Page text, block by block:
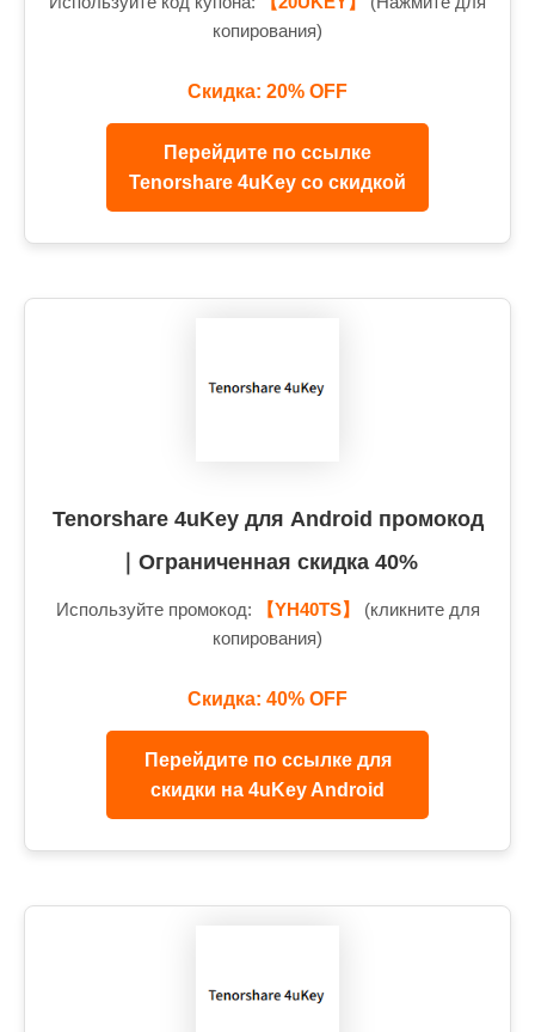
копирования)
Скидка: 20% OFF
Перейдите по ссылке
Tenorshare 4uKey со скидкой
Tenorshare 4uKey для Android промокод
｜Ограниченная скидка 40%
Используйте промокод: 【YH40TS】
(кликните для
копирования)
Скидка: 40% OFF
Перейдите по ссылке для
скидки на 4uKey Android